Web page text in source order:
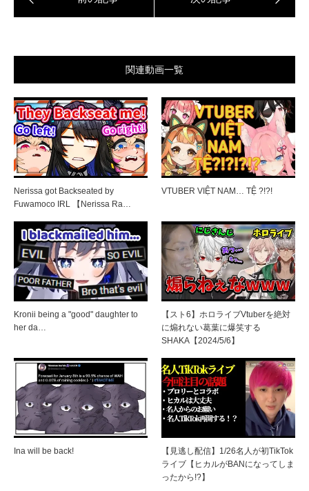
関連動画一覧
Nerissa got Backseated by
Fuwamoco IRL 【Nerissa Ra…
VTUBER VIỆT NAM… TỆ ?!?!
Kronii being a "good" daughter to
her da…
【スト6】ホロライブVtuberを絶対
に煽れない葛葉に爆笑する
SHAKA【2024/5/6】
Ina will be back!
【見逃し配信】1/26名人が初TikTok
ライブ【ヒカルがBANになってしま
ったから!?】